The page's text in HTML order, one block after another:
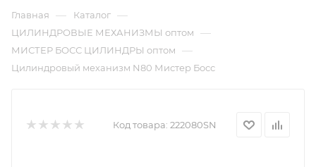
Главная — Каталог —
ЦИЛИНДРОВЫЕ МЕХАНИЗМЫ оптом —
МИСТЕР БОСС ЦИЛИНДРЫ оптом —
Цилиндровый механизм N80 Мистер Босс
Код товара: 222080SN